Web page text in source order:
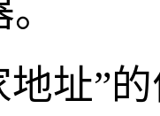
地址”